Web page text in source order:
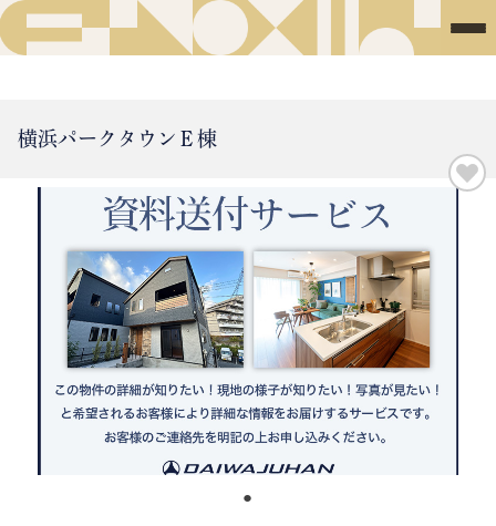
横浜パークタウンＥ棟